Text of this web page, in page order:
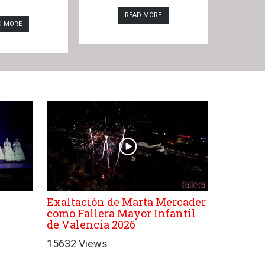
MORE
READ MORE
Exaltación de Marta Mercader
como Fallera Mayor Infantil
de Valencia 2026
15632 Views